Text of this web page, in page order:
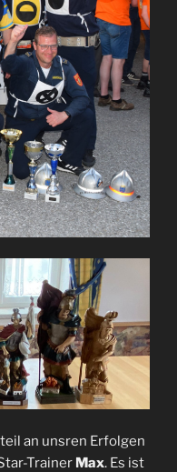
an unsren Erfolgen
Trainer Max. Es ist